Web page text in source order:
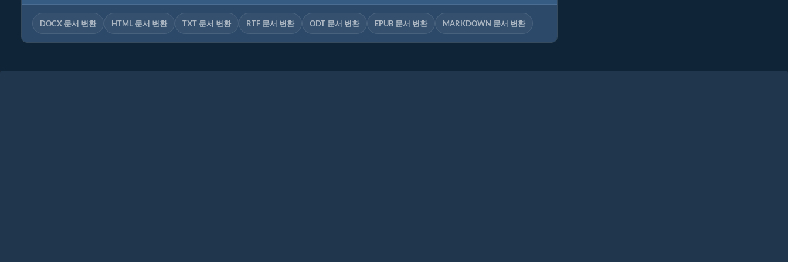
DOCX 문서 변환 HTML 문서 변환 TXT 문서 변환 RTF 문서 변환 ODT 문서 변환 EPUB 문서 변환 MARKDOWN 문서 변환